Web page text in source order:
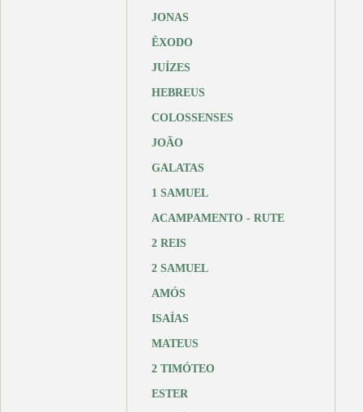
JONAS
ÊXODO
JUÍZES
HEBREUS
COLOSSENSES
JOÃO
GALATAS
1 SAMUEL
ACAMPAMENTO - RUTE
2 REIS
2 SAMUEL
AMÓS
ISAÍAS
MATEUS
2 TIMÓTEO
ESTER